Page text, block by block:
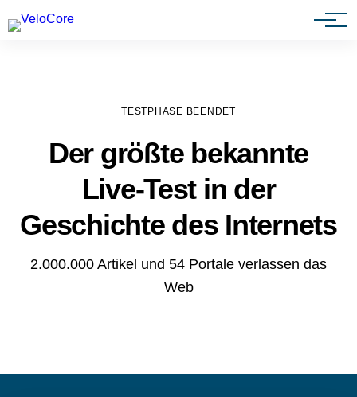
Agenturen & Webdesigner
TESTPHASE BEENDET
Der größte bekannte
Live-Test in der
Geschichte des Internets
2.000.000 Artikel und 54 Portale verlassen das
Web